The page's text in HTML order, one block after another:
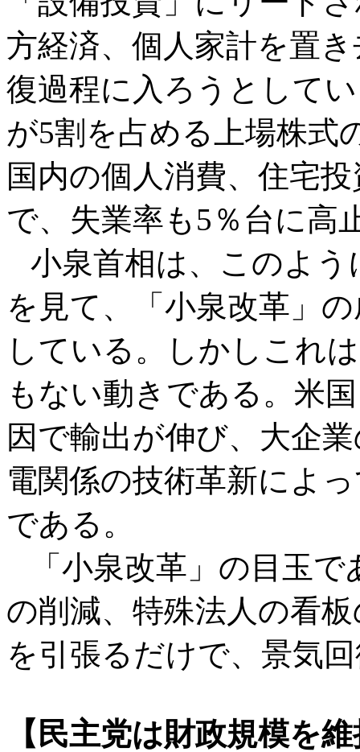
方経済、個人家計を置
復過程に入ろうとして
が5割を占める上場株式
国内の個人消費、住宅
で、失業率も5％台に高
小泉首相は、このよう
を見て、「小泉改革」
している。しかしこれ
もない動きである。米
因で輸出が伸び、大企
電関係の技術革新によ
である。
「小泉改革」の目玉で
の削減、特殊法人の看
を引張るだけで、景気
【民主党は財政規模を